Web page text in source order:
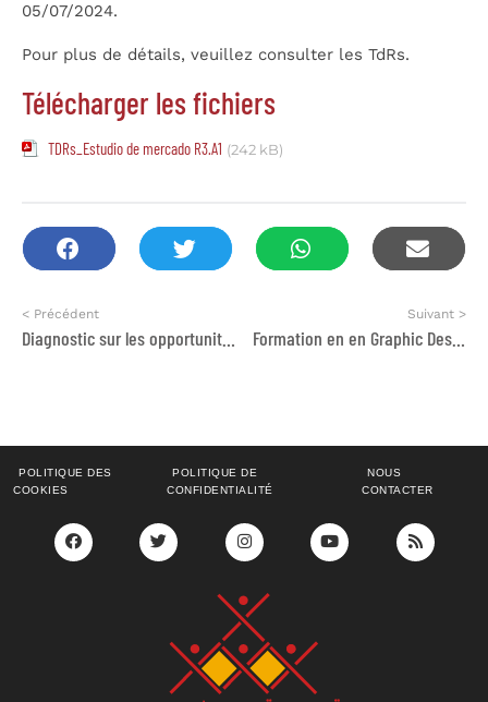
05/07/2024.
Pour plus de détails, veuillez consulter les TdRs.
Télécharger les fichiers
TDRs_Estudio de mercado R3.A1 (242 kB)
< Précédent Suivant >
Formation en en Graphic Design
POLITIQUE DES
COOKIES
POLITIQUE DE
CONFIDENTIALITÉ
NOUS
CONTACTER